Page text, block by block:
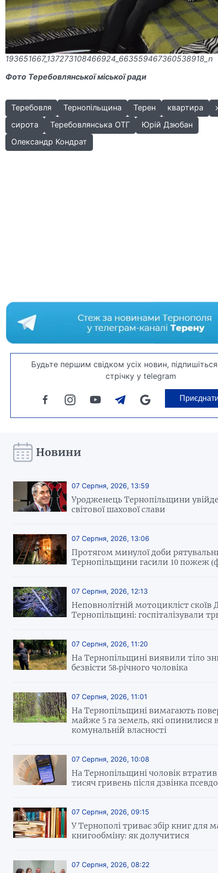
193651667_137273108466924_663559467360538918_n
Фото Теребовлянської міської ради
Теребовля Тернопільщина Терен квартира
сирота
Теребовлянська ОТГ
Юрій Дзюбан
Олександр Кондрат
Будьте першим свідком усіх новин,
стрічку у telegram
Новини
07 Серпня, 2026, 13:59
Уродженець Тернопільщини
світової шахової слави
07 Серпня, 2026, 13:06
Протягом минулої доби
Тернопільщини гасили 10 пожеж
07 Серпня, 2026, 12:13
Неповнолітній мотоцикліст скоїв
Тернопільщині: госпіталізували
07 Серпня, 2026, 11:20
На Тернопільщині виявили тіло
безвісти 58‑річного чоловіка
07 Серпня, 2026, 11:01
На Тернопільщині вимагають
майже 5 га земель, які опинилися
комунальній власності
07 Серпня, 2026, 10:08
На Тернопільщині чоловік
тисяч гривень після дзвінка
07 Серпня, 2026, 09:15
У Тернополі триває збір книг для
книгообміну: як долучитися
07 Серпня, 2026, 08:22